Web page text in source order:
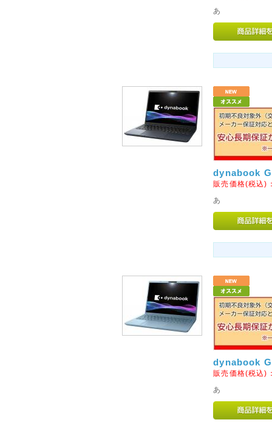
ご確認をお願いいたします
2015年01月17日
◇阪神・淡路大震災から20
阪神・淡路大震災から20年の
ヤマト運輸の運賃改定にとも
2013年04月29日
◇北海道、沖縄県及び一部
このたび運送会社の遠隔地運
離島への基本送料を以下のとお
北海道へのお届けは基本送料
解、ご了承くださいませ。
◇土・日・祝のお電話の対
あ
dynabook
販売価格(税込)
あ
dynabook
販売価格(税込)
あ